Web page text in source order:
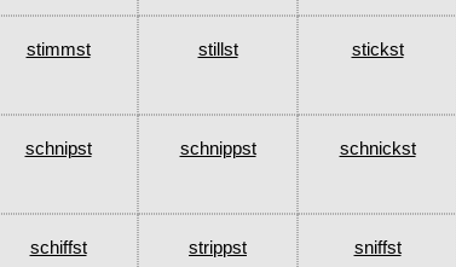
stimmst stillst stickst
schnipst schnippst schnickst
schiffst strippst sniffst